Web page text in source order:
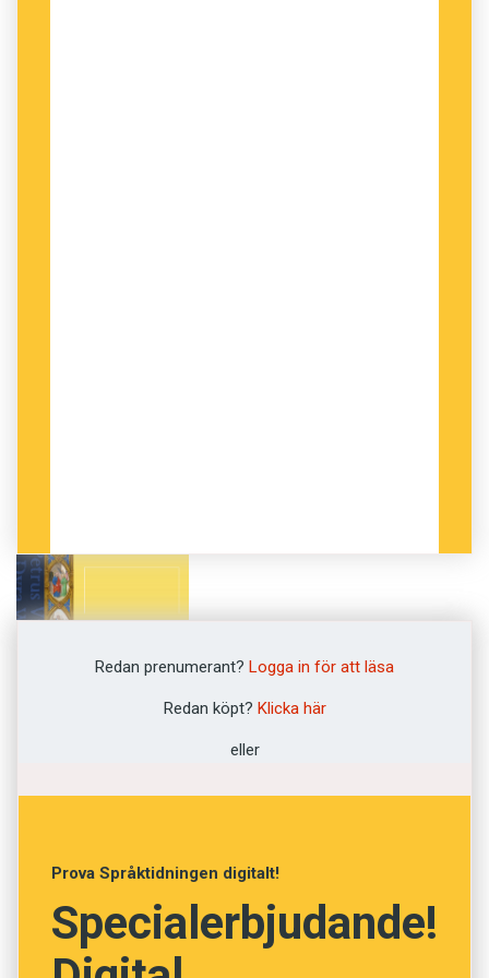
MOT SLUTET AV1500-talet trycktes dom
första almanackorna i Sverige. Där listades
mängder av dagar tillägnade helgon – trots att
detta var något som främst tillhörde den
Redan prenumerant? Logga in för att läsa
Redan köpt? Klicka här
eller
Prova Språktidningen digitalt!
Specialerbjudande!